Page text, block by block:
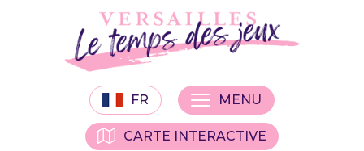
FR
CARTE INTERACTIVE
MENU